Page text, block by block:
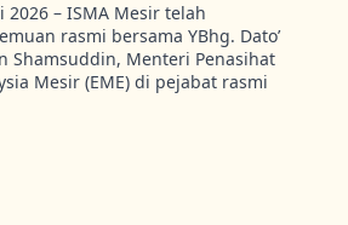
2026 – ISMA Mesir telah
rasmi bersama YBhg. Dato’
Shamsuddin, Menteri Penasihat
Mesir (EME) di pejabat rasmi